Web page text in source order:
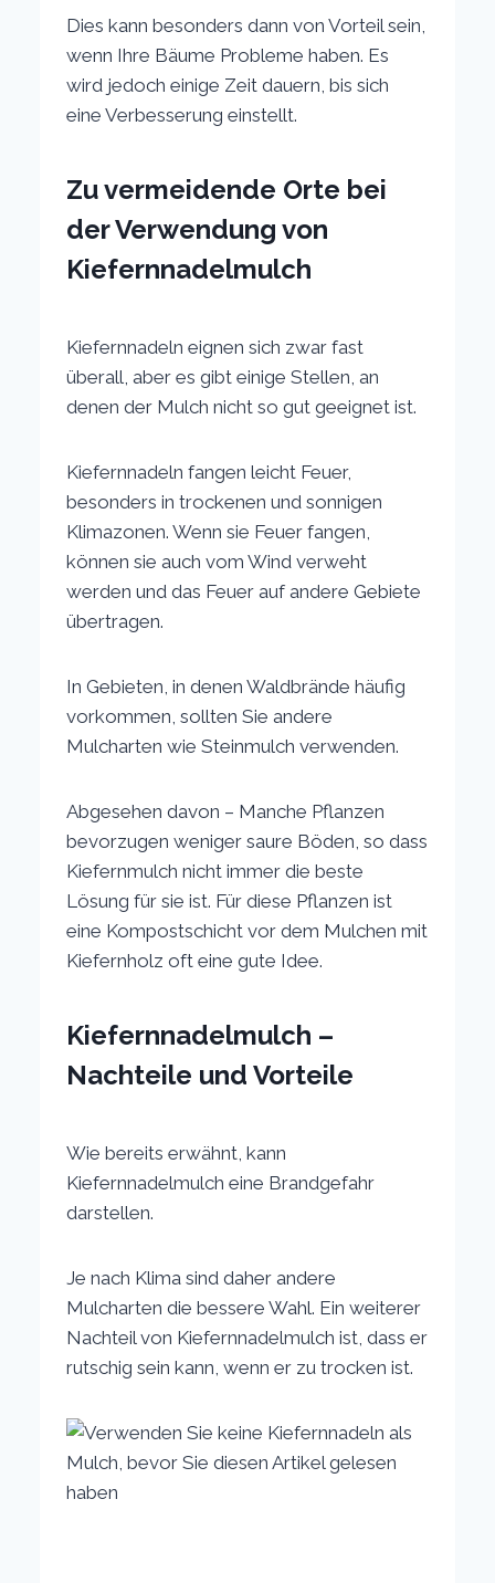
Dies kann besonders dann von Vorteil sein,
wenn Ihre Bäume Probleme haben. Es
wird jedoch einige Zeit dauern, bis sich
eine Verbesserung einstellt.
Zu vermeidende Orte bei
der Verwendung von
Kiefernnadelmulch
Kiefernnadeln eignen sich zwar fast
überall, aber es gibt einige Stellen, an
denen der Mulch nicht so gut geeignet ist.
Kiefernnadeln fangen leicht Feuer,
besonders in trockenen und sonnigen
Klimazonen. Wenn sie Feuer fangen,
können sie auch vom Wind verweht
werden und das Feuer auf andere Gebiete
übertragen.
In Gebieten, in denen Waldbrände häufig
vorkommen, sollten Sie andere
Mulcharten wie Steinmulch verwenden.
Abgesehen davon – Manche Pflanzen
bevorzugen weniger saure Böden, so dass
Kiefernmulch nicht immer die beste
Lösung für sie ist. Für diese Pflanzen ist
eine Kompostschicht vor dem Mulchen mit
Kiefernholz oft eine gute Idee.
Kiefernnadelmulch –
Nachteile und Vorteile
Wie bereits erwähnt, kann
Kiefernnadelmulch eine Brandgefahr
darstellen.
Je nach Klima sind daher andere
Mulcharten die bessere Wahl. Ein weiterer
Nachteil von Kiefernnadelmulch ist, dass er
rutschig sein kann, wenn er zu trocken ist.